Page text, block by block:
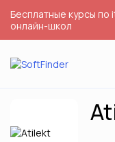
Бесплатные курсы
онлайн-школ